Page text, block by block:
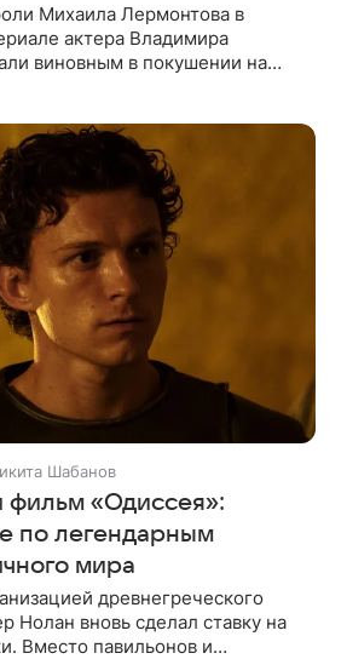
Михаила Лермонтова в
актера Владимира
виновным в покушении на
Шабанов
фильм «Одиссея»:
по легендарным
мира
древнегреческого
Нолан вновь сделал ставку на
Вместо павильонов и